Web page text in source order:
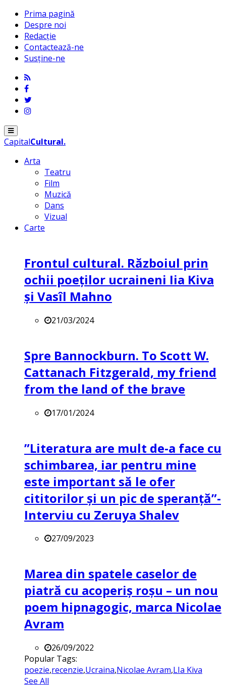
Prima pagină
Despre noi
Redacție
Contactează-ne
Susține-ne
Menu
CapitalCultural.
Arta
Teatru
Film
Muzică
Dans
Vizual
Carte
Frontul cultural. Războiul prin
ochii poeților ucraineni Iia Kiva
și Vasîl Mahno
21/03/2024
Spre Bannockburn. To Scott W.
Cattanach Fitzgerald, my friend
from the land of the brave
17/01/2024
”Literatura are mult de-a face cu
schimbarea, iar pentru mine
este important să le ofer
cititorilor și un pic de speranță”-
Interviu cu Zeruya Shalev
27/09/2023
Marea din spatele caselor de
piatră cu acoperiș roșu – un nou
poem hipnagogic, marca Nicolae
Avram
26/09/2022
Popular Tags:
poezie,recenzie,Ucraina,Nicolae Avram,LIa Kiva
See All